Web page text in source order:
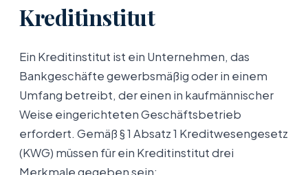
Kreditinstitut
Ein Kreditinstitut ist ein Unternehmen, das
Bankgeschäfte gewerbsmäßig oder in einem
Umfang betreibt, der einen in kaufmännischer
Weise eingerichteten Geschäftsbetrieb
erfordert. Gemäß § 1 Absatz 1 Kreditwesengesetz
(KWG) müssen für ein Kreditinstitut drei